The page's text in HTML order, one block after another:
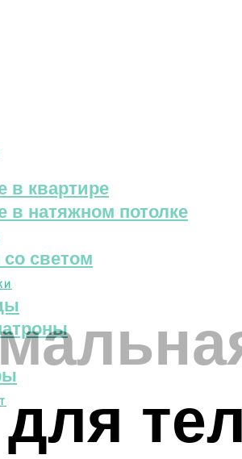
в квартире
в натяжном потолке
светом